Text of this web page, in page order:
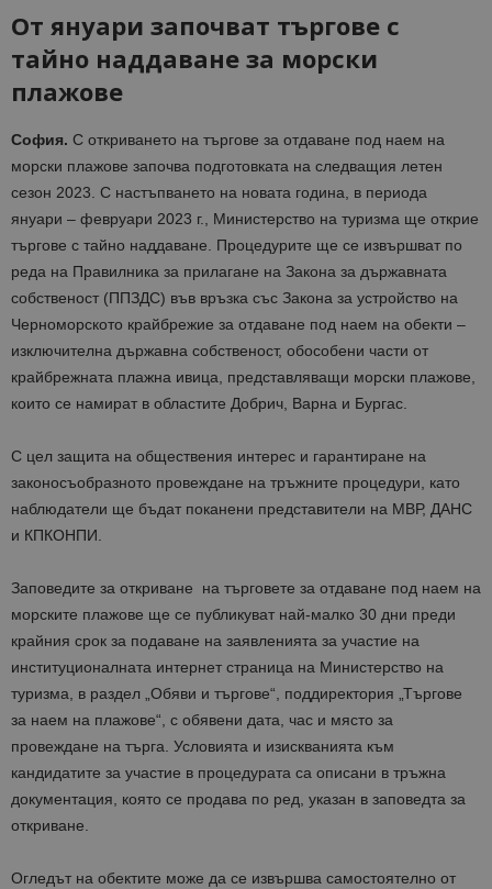
От януари започват търгове с
тайно наддаване за морски
плажове
София. С откриването на търгове за отдаване под наем на
морски плажове започва подготовката на следващия летен
сезон 2023. С настъпването на новата година, в периода
януари – февруари 2023 г., Министерство на туризма ще открие
търгове с тайно наддаване. Процедурите ще се извършват по
реда на Правилника за прилагане на Закона за държавната
собственост (ППЗДС) във връзка със Закона за устройство на
Черноморското крайбрежие за отдаване под наем на обекти –
изключителна държавна собственост, обособени части от
крайбрежната плажна ивица, представляващи морски плажове,
които се намират в областите Добрич, Варна и Бургас.
С цел защита на обществения интерес и гарантиране на
законосъобразното провеждане на тръжните процедури, като
наблюдатели ще бъдат поканени представители на МВР, ДАНС
и КПКОНПИ.
Заповедите за откриване на търговете за отдаване под наем на
морските плажове ще се публикуват най-малко 30 дни преди
крайния срок за подаване на заявленията за участие на
институционалната интернет страница на Министерство на
туризма, в раздел „Обяви и търгове“, поддиректория „Търгове
за наем на плажове“, с обявени дата, час и място за
провеждане на търга. Условията и изискванията към
кандидатите за участие в процедурата са описани в тръжна
документация, която се продава по ред, указан в заповедта за
откриване.
Огледът на обектите може да се извършва самостоятелно от